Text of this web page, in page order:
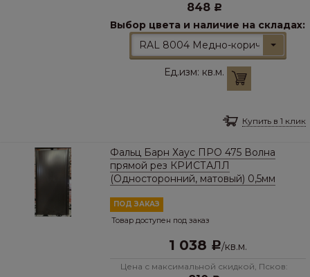
848 Р
Выбор цвета и наличие на складах:
RAL 8004 Медно-коричневый
Ед.изм: кв.м.
Купить в 1 клик
Фальц Барн Хаус ПРО 475 Волна
прямой рез КРИСТАЛЛ
(Односторонний, матовый) 0,5мм
ПОД ЗАКАЗ
Товар доступен под заказ
1 038 Р/кв.м.
Цена с максимальной скидкой, Псков: